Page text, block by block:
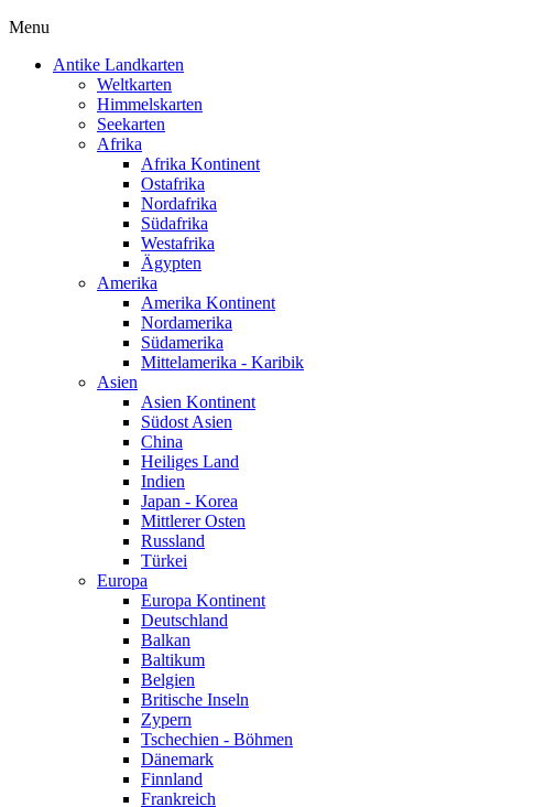
Menu
Antike Landkarten
Weltkarten
Himmelskarten
Seekarten
Afrika
Afrika Kontinent
Ostafrika
Nordafrika
Südafrika
Westafrika
Ägypten
Amerika
Amerika Kontinent
Nordamerika
Südamerika
Mittelamerika - Karibik
Asien
Asien Kontinent
Südost Asien
China
Heiliges Land
Indien
Japan - Korea
Mittlerer Osten
Russland
Türkei
Europa
Europa Kontinent
Deutschland
Balkan
Baltikum
Belgien
Britische Inseln
Zypern
Tschechien - Böhmen
Dänemark
Finnland
Frankreich